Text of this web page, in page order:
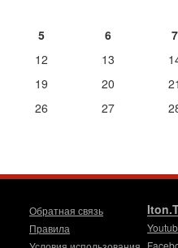
5 6 7
12 13
19 20 21
26 27
Обратная связь
Правила